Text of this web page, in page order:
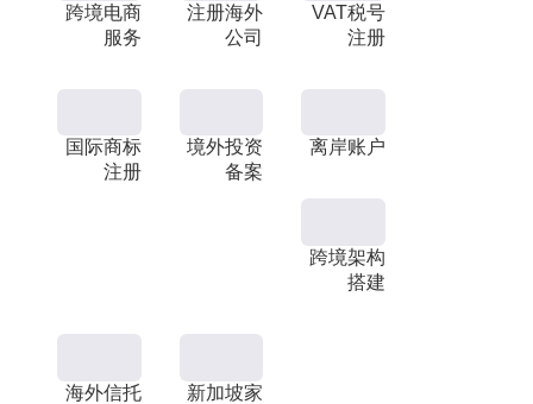
跨境电商
服务
注册海外
公司
VAT税号
注册
国际商标
注册
境外投资
备案
离岸账户
跨境架构
搭建
海外信托
新加坡家